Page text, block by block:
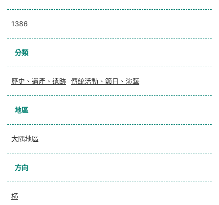
1386
分類
歷史、遺產、遺跡 傳統活動、節日、演藝
地區
大隅地區
方向
横